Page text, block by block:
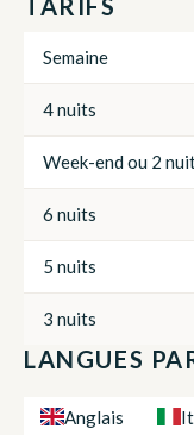
Semaine
4 nuits
Week-end ou 2
6 nuits
5 nuits
3 nuits
LANGUES
Anglais